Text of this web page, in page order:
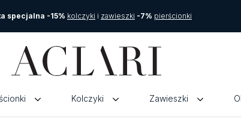
specjalna -15% kolczyki i zawieszki -7% pierścionki
Kolczyki Zawieszki